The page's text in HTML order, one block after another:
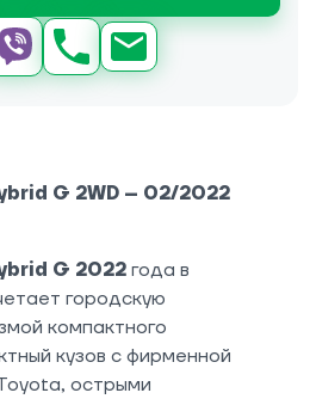
G 2WD – 02/2022
G 2022 года в
городскую
компактного
кузов с фирменной
острыми